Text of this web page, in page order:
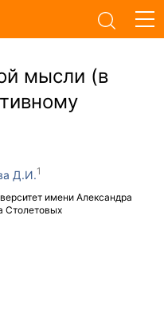
мысли (в
имени Александра
Столетовых
Д.И.